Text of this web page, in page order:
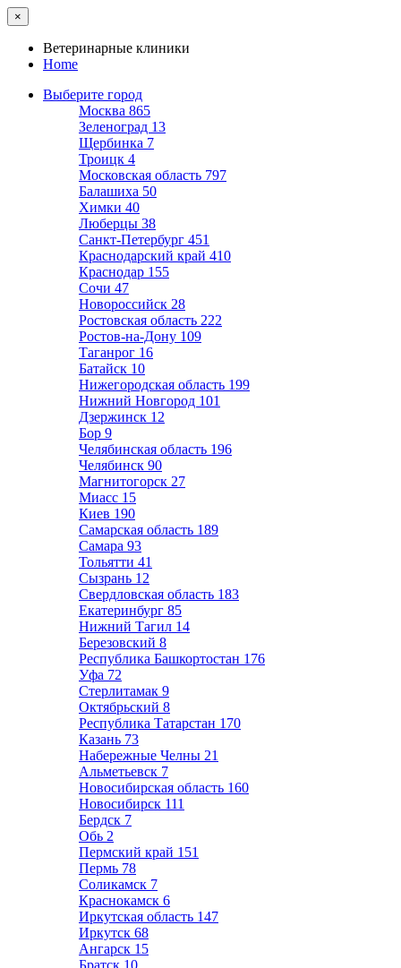
×
Ветеринарные клиники
Home
Выберите город
Москва 865
Зеленоград 13
Щербинка 7
Троицк 4
Московская область 797
Балашиха 50
Химки 40
Люберцы 38
Санкт-Петербург 451
Краснодарский край 410
Краснодар 155
Сочи 47
Новороссийск 28
Ростовская область 222
Ростов-на-Дону 109
Таганрог 16
Батайск 10
Нижегородская область 199
Нижний Новгород 101
Дзержинск 12
Бор 9
Челябинская область 196
Челябинск 90
Магнитогорск 27
Миасс 15
Киев 190
Самарская область 189
Самара 93
Тольятти 41
Сызрань 12
Свердловская область 183
Екатеринбург 85
Нижний Тагил 14
Березовский 8
Республика Башкортостан 176
Уфа 72
Стерлитамак 9
Октябрьский 8
Республика Татарстан 170
Казань 73
Набережные Челны 21
Альметьевск 7
Новосибирская область 160
Новосибирск 111
Бердск 7
Обь 2
Пермский край 151
Пермь 78
Соликамск 7
Краснокамск 6
Иркутская область 147
Иркутск 68
Ангарск 15
Братск 10